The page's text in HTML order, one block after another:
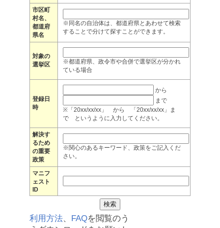
市区町
村名、
都道府
県名
※同名の自治体は、都道府県とあわせて検索
することで分けて探すことができます。
対象の
選挙区
※都道府県、政令市や合併で選挙区が分かれ
ている場合
登録日
時
から
まで
※「20xx/xx/xx」 から 「20xx/xx/xx」ま
で というように入力してください。
解決す
るため
の重要
政策
※関心のあるキーワード、政策をご記入くだ
さい。
マニフ
ェスト
ID
利用方法、 FAQを閲覧のう